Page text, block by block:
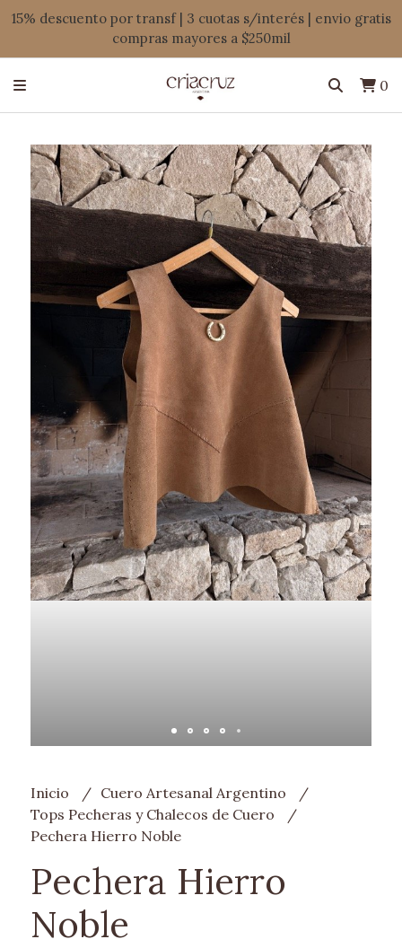
15% descuento por transf | 3 cuotas s/interés | envio gratis
compras mayores a $250mil
0
Inicio
Cuero Artesanal Argentino
Tops Pecheras y Chalecos de Cuero
Pechera Hierro Noble
Pechera Hierro
Noble